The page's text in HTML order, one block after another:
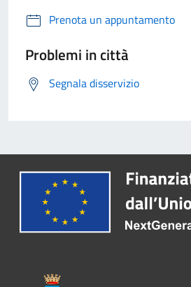
Prenota un appuntamento
Problemi in città
Segnala disservizio